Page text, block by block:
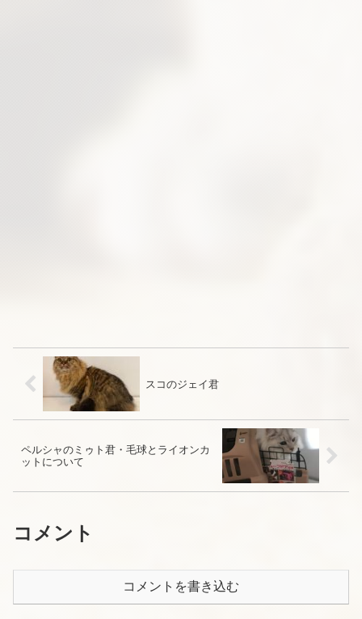
スコのジェイ君
ペルシャのミゥト君・毛球とライオンカ
ットについて
コメント
コメントを書き込む